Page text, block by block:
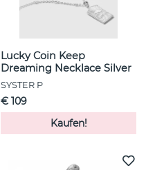
Lucky Coin Keep
Dreaming Necklace Silver
SYSTER P
€ 109
Kaufen!